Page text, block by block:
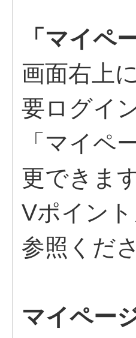
「マイペ
画面右上
要ログイ
「マイペ
更できます
Vポイン
参照くだ
マイペー